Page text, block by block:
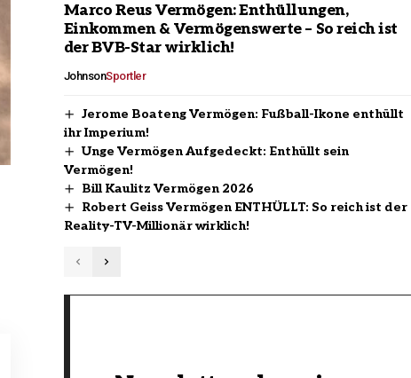
Marco Reus Vermögen: Enthüllungen,
Einkommen & Vermögenswerte – So reich ist
der BVB-Star wirklich!
JohnsonSportler
Jerome Boateng Vermögen: Fußball-Ikone enthüllt
ihr Imperium!
Unge Vermögen Aufgedeckt: Enthüllt sein
Vermögen!
Bill Kaulitz Vermögen 2026
Robert Geiss Vermögen ENTHÜLLT: So reich ist der
Reality-TV-Millionär wirklich!